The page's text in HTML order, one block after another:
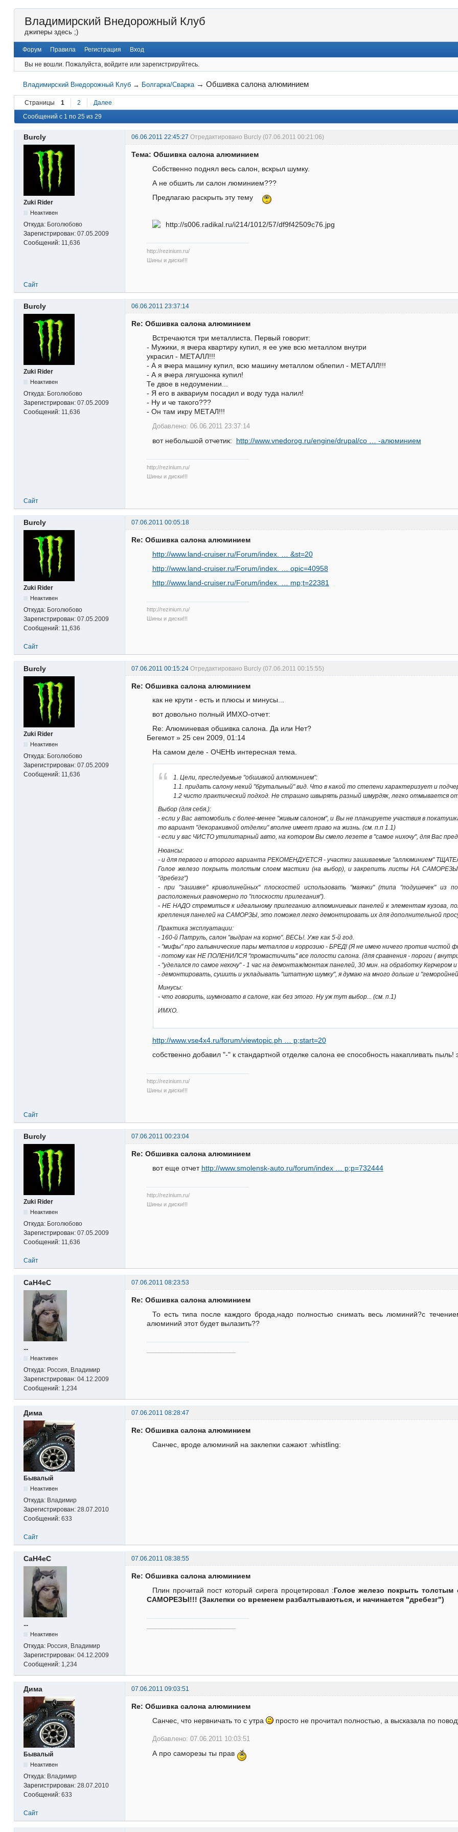
Владимирский Внедорожный Клуб
джиперы здесь ;)
Форум Правила Регистрация Вход
Вы не вошли. Пожалуйста, войдите или зарегистрируйтесь.
Владимирский Внедорожный Клуб → Болгарка/Сварка →Обшивка салона алюминием
Страницы 1 2
Далее
Сообщений с 1 по 25 из 29
Burcly 06.06.2011 22:45:27 Отредактировано Burcly (07.06.2011 00:21:06)
Zuki Rider
Неактивен
Откуда: Боголюбово
Зарегистрирован: 07.05.2009
Сообщений: 11,636
Тема: Обшивка салона алюминием
Собственно поднял весь салон, вскрыл шумку.
А не обшить ли салон люминием???
Предлагаю раскрыть эту тему
http://rezinium.ru/
Шины и диски!!!
Сайт
Burcly 06.06.2011 23:37:14
Zuki Rider
Неактивен
Откуда: Боголюбово
Зарегистрирован: 07.05.2009
Сообщений: 11,636
Re: Обшивка салона алюминием
Встречаются три металлиста. Первый говорит:
- Мужики, я вчера квартиру купил, я ее уже всю металлом внутри
украсил - МЕТАЛЛ!!!
- А я вчера машину купил, всю машину металлом облепил - МЕТАЛЛ!!!
- А я вчера лягушонка купил!
Те двое в недоумении...
- Я его в аквариум посадил и воду туда налил!
- Ну и че такого???
- Он там икру МЕТАЛ!!!
Добавлено: 06.06.2011 23:37:14
вот небольшой отчетик: http://www.vnedorog.ru/engine/drupal/co … -алюминием
http://rezinium.ru/
Шины и диски!!!
Сайт
Burcly 07.06.2011 00:05:18
Zuki Rider
Неактивен
Откуда: Боголюбово
Зарегистрирован: 07.05.2009
Сообщений: 11,636
Re: Обшивка салона алюминием
http://www.land-cruiser.ru/Forum/index. … &st=20
http://www.land-cruiser.ru/Forum/index. … opic=40958
http://www.land-cruiser.ru/Forum/index. … mp;t=22381
http://rezinium.ru/
Шины и диски!!!
Сайт
Burcly 07.06.2011 00:15:24 Отредактировано Burcly (07.06.2011 00:15:55)
Zuki Rider
Неактивен
Откуда: Боголюбово
Зарегистрирован: 07.05.2009
Сообщений: 11,636
Re: Обшивка салона алюминием
как не крути - есть и плюсы и минусы...
вот довольно полный ИМХО-отчет:
Re: Алюминевая обшивка салона. Да или Нет?
Бегемот » 25 сен 2009, 01:14
На самом деле - ОЧЕНЬ интересная тема.
1. Цели, преследуемые "обшивкой аллюминием":
1.1. придать салону некий "брутальный" вид. Что в какой то степени характеризует и
1.2 чисто практический подход. Не страшно швырять разный шмурдяк, легко отмывается от
Выбор (для себя.):
- если у Вас автомобиль с более-менее "живым салоном", и Вы не планируете участвия в
то вариант "декоракивной отделки" вполне имеет право на жизнь. (см. п.п 1.1)
- если у вас ЧИСТО утилитарный авто, на котором Вы смело лезете в "самое нихочу", для Вас
Нюансы:
- и для первого и второго варианта РЕКОМЕНДУЕТСЯ - участки зашиваемые "аллюминием"
Голое железо покрыть толстым слоем мастики (на выбор), и закрепить листы НА
"дребезг")
- при "зашивке" криволинейных" плоскостей использовать "маячки" (типа "подушечек"
расположеных равномерно по "плоскости прилегания").
- НЕ НАДО стремиться к идеальному прилеганию аллюминиевых панелей к элементам
крепления панелей на САМОРЗЫ, это поможел легко демонтировать их для дополнительной
Практика эксплуатации:
- 160-й Патруль, салон "выдран на корню". ВЕСЬ!. Уже как 5-й год.
- "мифы" про гальвнические пары металлов и коррозию - БРЕД! (Я не имею ничего против чистой
- потому как НЕ ПОЛЕНИЛСЯ "промастичить" все полости салона. (для сравнения - пороги (
- "уделался по самое нехочу" - 1 час на демонтаж/монтаж панелей, 30 мин. на обработку
- демонтировать, сушить и укладывать "штатную шумку", я думаю на много дольше и
Минусы:
- что говорить, шумновато в салоне, как без этого. Ну уж тут выбор... (см. п.1)
ИМХО.
http://www.vse4x4.ru/forum/viewtopic.ph … p;start=20
собственно добавил "-" к стандартной отделке салона ее способность накапливать
http://rezinium.ru/
Шины и диски!!!
Сайт
Burcly 07.06.2011 00:23:04
Zuki Rider
Неактивен
Откуда: Боголюбово
Зарегистрирован: 07.05.2009
Сообщений: 11,636
Re: Обшивка салона алюминием
вот еще отчет http://www.smolensk-auto.ru/forum/index … p;p=732444
http://rezinium.ru/
Шины и диски!!!
Сайт
CaH4eC 07.06.2011 08:23:53
...
Неактивен
Откуда: Россия, Владимир
Зарегистрирован: 04.12.2009
Сообщений: 1,234
Re: Обшивка салона алюминием
То есть типа после каждого брода,надо полностью снимать весь люминий?с
алюминий этот будет вылазить??
Дима 07.06.2011 08:28:47
Бывалый
Неактивен
Откуда: Владимир
Зарегистрирован: 28.07.2010
Сообщений: 633
Re: Обшивка салона алюминием
Санчес, вроде алюминий на заклепки сажают :whistling:
Сайт
CaH4eC 07.06.2011 08:38:55
...
Неактивен
Откуда: Россия, Владимир
Зарегистрирован: 04.12.2009
Сообщений: 1,234
Re: Обшивка салона алюминием
Плин прочитай пост который сирега процетировал :Голое железо покрыть
САМОРЕЗЫ!!! (Заклепки со временем разбалтываються, и начинается "дребезг")
Дима 07.06.2011 09:03:51
Бывалый
Неактивен
Откуда: Владимир
Зарегистрирован: 28.07.2010
Сообщений: 633
Re: Обшивка салона алюминием
Санчес, что нервничать то с утра
просто не прочитал полностью, а высказала по
Добавлено: 07.06.2011 10:03:51
А про саморезы ты прав
Сайт